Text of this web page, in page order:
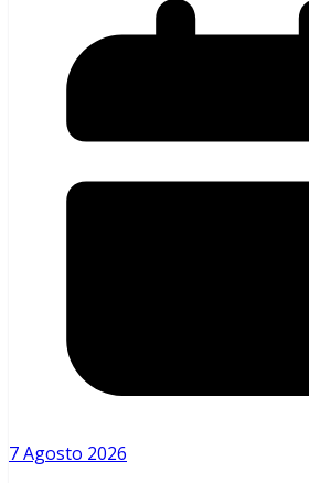
7 Agosto 2026